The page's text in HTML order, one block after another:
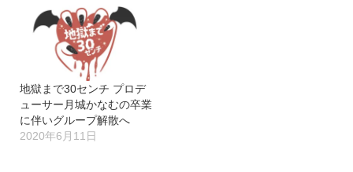
地獄まで30センチ プロデ
ューサー月城かなむの卒業
に伴いグループ解散へ
2020年6月11日